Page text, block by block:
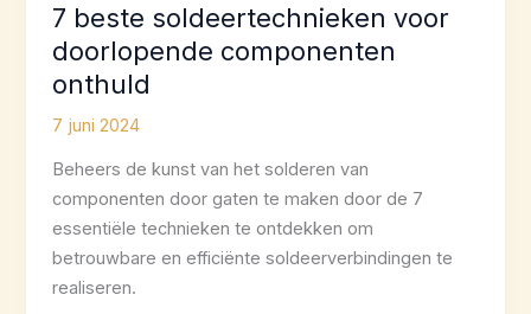
7 beste soldeertechnieken voor
doorlopende componenten
onthuld
7 juni 2024
Beheers de kunst van het solderen van
componenten door gaten te maken door de 7
essentiële technieken te ontdekken om
betrouwbare en efficiënte soldeerverbindingen te
realiseren.